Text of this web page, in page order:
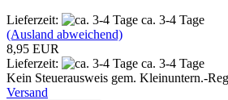
Lieferzeit:
ca. 3-4 Tage
(Ausland abweichend)
8,95 EUR
Lieferzeit:
ca. 3-4 Tage
Kein Steuerausweis gem. Kleinuntern.-
Versand